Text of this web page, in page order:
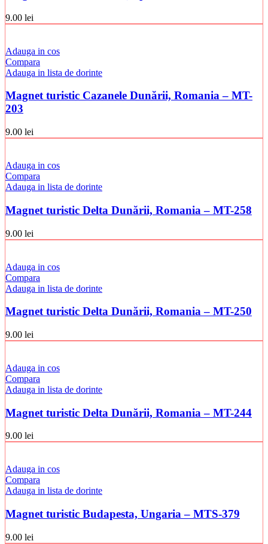
9.00 lei
Adauga in cos
Compara
Adauga in lista de dorinte
Magnet turistic Cazanele Dunării, Romania – MT-
203
9.00 lei
Adauga in cos
Compara
Adauga in lista de dorinte
Magnet turistic Delta Dunării, Romania – MT-258
9.00 lei
Adauga in cos
Compara
Adauga in lista de dorinte
Magnet turistic Delta Dunării, Romania – MT-250
9.00 lei
Adauga in cos
Compara
Adauga in lista de dorinte
Magnet turistic Delta Dunării, Romania – MT-244
9.00 lei
Adauga in cos
Compara
Adauga in lista de dorinte
Magnet turistic Budapesta, Ungaria – MTS-379
9.00 lei